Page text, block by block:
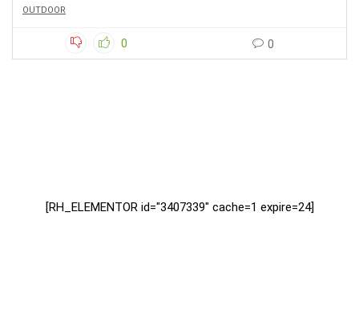
OUTDOOR
0 0
[RH_ELEMENTOR id="3407339" cache=1 expire=24]